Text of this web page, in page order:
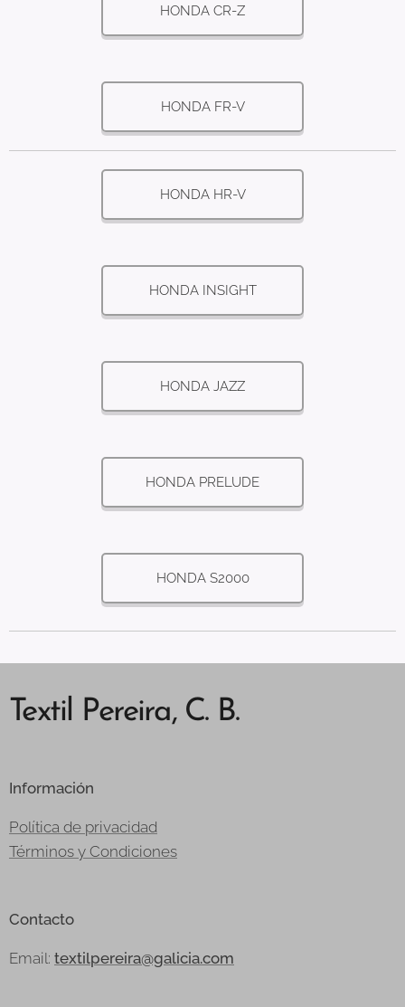
HONDA CR-Z
HONDA FR-V
HONDA HR-V
HONDA INSIGHT
HONDA JAZZ
HONDA PRELUDE
HONDA S2000
Textil Pereira, C. B.
Información
Política de privacidad
Términos y Condiciones
Contacto
Email: textilpereira@galicia.com